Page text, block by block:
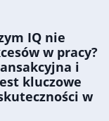
IQ nie
w pracy?
i
kluczowe
w